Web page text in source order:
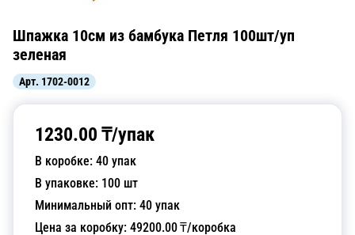
Шпажка 10см из бамбука Петля 100шт/уп
зеленая
Арт. 1702-0012
1230.00 ₸/упак
В коробке: 40 упак
В упаковке: 100 шт
Минимальный опт: 40 упак
Цена за коробку: 49200.00₸/коробка